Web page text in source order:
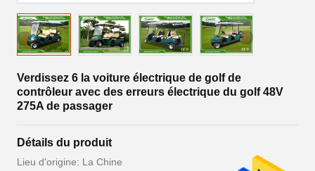
Verdissez 6 la voiture électrique de golf de
contrôleur avec des erreurs électrique du golf 48V
275A de passager
Détails du produit
Lieu d'origine: La Chine